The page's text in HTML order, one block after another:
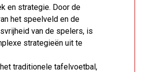
en strategie. Door de
het speelveld en de
van de spelers, is
strategieën uit te
traditionele tafelvoetbal,